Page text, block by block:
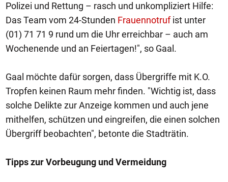
Polizei und Rettung – rasch und unkompliziert Hilfe:
Das Team vom 24-Stunden Frauennotrufist unter
(01) 71 71 9 rund um die Uhr erreichbar – auch am
Wochenende und an Feiertagen!", so Gaal.
Gaal möchte dafür sorgen, dass Übergriffe mit K.O.
Tropfen keinen Raum mehr finden. "Wichtig ist, dass
solche Delikte zur Anzeige kommen und auch jene
mithelfen, schützen und eingreifen, die einen solchen
Übergriff beobachten", betonte die Stadträtin.
Tipps zur Vorbeugung und Vermeidung